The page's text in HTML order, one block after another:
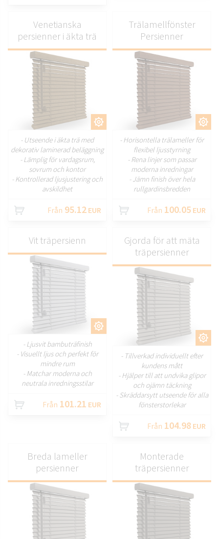
ANPASSA
Venetianska
persienner i äkta trä
- Utseende i äkta trä med
dekorativ laminerad beläggning
- Lämplig för vardagsrum,
sovrum och kontor
- Kontrollerad ljusjustering och
avskildhet
Från 95.12 EUR
ANPASSA
Trälamellfönster
Persienner
- Horisontella trälameller för
flexibel ljusstyrning
- Rena linjer som passar
moderna inredningar
- Jämn finish över hela
rullgardinsbredden
Från 100.05 EUR
ANPASSA
Vit träpersienn
- Ljusvit bambuträfinish
- Visuellt ljus och perfekt för
mindre rum
- Matchar moderna och
neutrala inredningsstilar
Från 101.21 EUR
ANPASSA
Gjorda för att mäta
träpersienner
- Tillverkad individuellt efter
kundens mått
- Hjälper till att undvika glipor
och ojämn täckning
- Skräddarsytt utseende för alla
fönsterstorlekar
Från 104.98 EUR
Breda lameller
persienner
Monterade
träpersienner